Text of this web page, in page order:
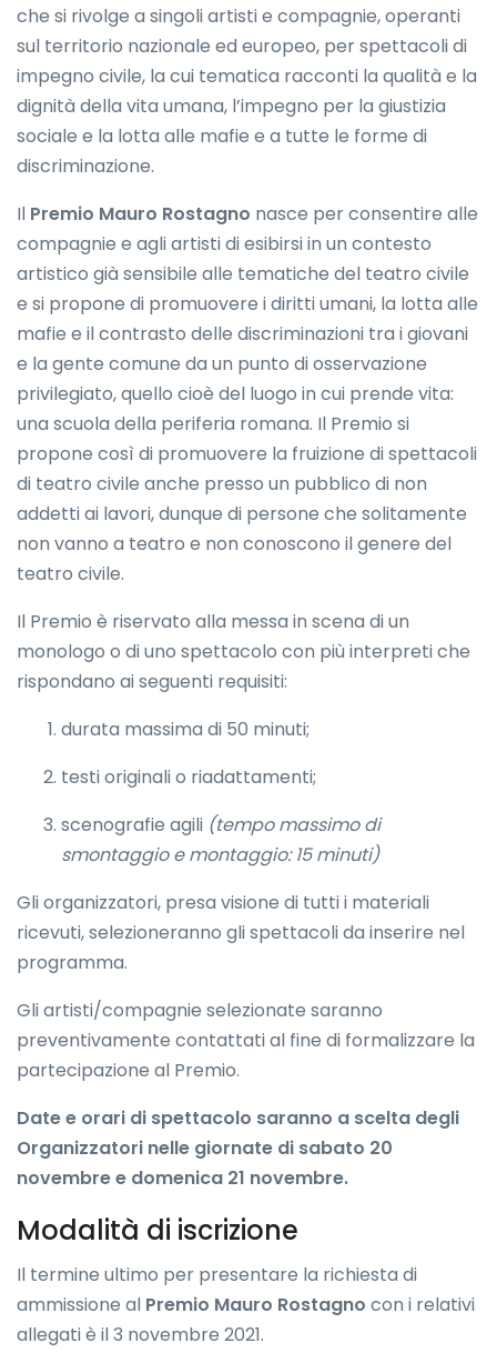
che si rivolge a singoli artisti e compagnie, operanti
sul territorio nazionale ed europeo, per spettacoli di
impegno civile, la cui tematica racconti la qualità e la
dignità della vita umana, l’impegno per la giustizia
sociale e la lotta alle mafie e a tutte le forme di
discriminazione.
Il Premio Mauro Rostagno nasce per consentire alle
compagnie e agli artisti di esibirsi in un contesto
artistico già sensibile alle tematiche del teatro civile
e si propone di promuovere i diritti umani, la lotta alle
mafie e il contrasto delle discriminazioni tra i giovani
e la gente comune da un punto di osservazione
privilegiato, quello cioè del luogo in cui prende vita:
una scuola della periferia romana. Il Premio si
propone così di promuovere la fruizione di spettacoli
di teatro civile anche presso un pubblico di non
addetti ai lavori, dunque di persone che solitamente
non vanno a teatro e non conoscono il genere del
teatro civile.
Il Premio è riservato alla messa in scena di un
monologo o di uno spettacolo con più interpreti che
rispondano ai seguenti requisiti:
durata massima di 50 minuti;
testi originali o riadattamenti;
scenografie agili (tempo massimo di
smontaggio e montaggio: 15 minuti)
Gli organizzatori, presa visione di tutti i materiali
ricevuti, selezioneranno gli spettacoli da inserire nel
programma.
Gli artisti/compagnie selezionate saranno
preventivamente contattati al fine di formalizzare la
partecipazione al Premio.
Date e orari di spettacolo saranno a scelta degli
Organizzatori nelle giornate di sabato 20
novembre e domenica 21 novembre.
Modalità di iscrizione
Il termine ultimo per presentare la richiesta di
ammissione al Premio Mauro Rostagno con i relativi
allegati è il 3 novembre 2021.